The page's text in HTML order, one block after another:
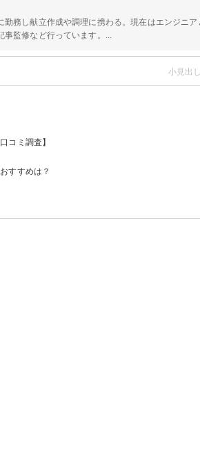
勤務し献立作成や調理に携わる。現在はエンジニ
事監修など行っています。...
コミ調査】
すすめは？